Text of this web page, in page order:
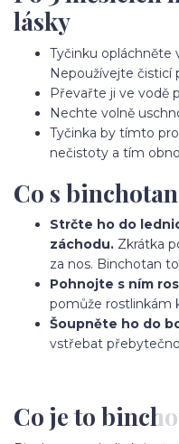
lásky
Tyčinku opláchněte
Nepoužívejte čisticí
Převařte ji ve vodě
Nechte volně
Tyčinka by tímto
nečistoty a tím
Co s
Strčte ho do
záchodu. Zkrátka
za nos. Binchotan
Pohnojte s ním
pomůže rostlinkám
Šoupněte ho do
vstřebat
Co je to